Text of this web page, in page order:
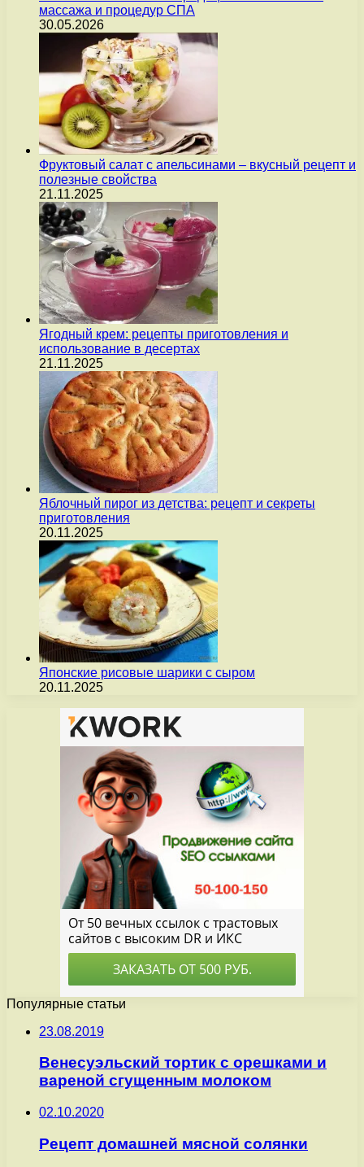
массажа и процедур СПА
30.05.2026
Фруктовый салат с апельсинами – вкусный рецепт и
полезные свойства
21.11.2025
Ягодный крем: рецепты приготовления и
использование в десертах
21.11.2025
Яблочный пирог из детства: рецепт и секреты
приготовления
20.11.2025
Японские рисовые шарики с сыром
20.11.2025
Популярные статьи
23.08.2019
Венесуэльский тортик с орешками и
вареной сгущенным молоком
02.10.2020
Рецепт домашней мясной солянки